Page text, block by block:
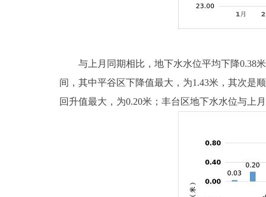
与上月同期相比，地下水水位平均下降0.38米
间，其中平谷区下降值最大，为1.43米，其次是
回升值最大，为0.20米；丰台区地下水水位与上